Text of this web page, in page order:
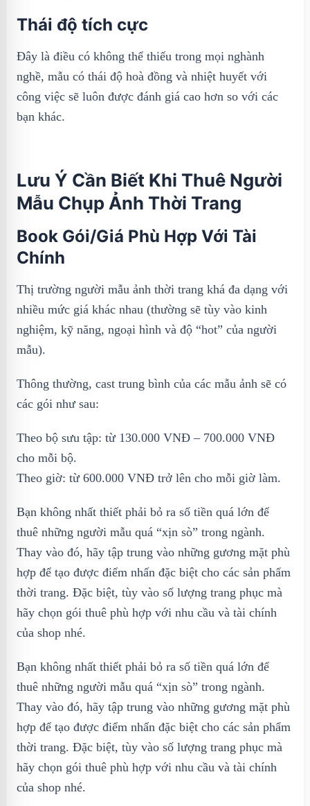
Thái độ tích cực
Đây là điều có không thể thiếu trong mọi nghành
nghề, mẫu có thái độ hoà đồng và nhiệt huyết với
công việc sẽ luôn được đánh giá cao hơn so với các
bạn khác.
Lưu Ý Cần Biết Khi Thuê Người
Mẫu Chụp Ảnh Thời Trang
Book Gói/Giá Phù Hợp Với Tài
Chính
Thị trường người mẫu ảnh thời trang khá đa dạng với
nhiều mức giá khác nhau (thường sẽ tùy vào kinh
nghiệm, kỹ năng, ngoại hình và độ “hot” của người
mẫu).
Thông thường, cast trung bình của các mẫu ảnh sẽ có
các gói như sau:
Theo bộ sưu tập: từ 130.000 VNĐ – 700.000 VNĐ
cho mỗi bộ.
Theo giờ: từ 600.000 VNĐ trở lên cho mỗi giờ làm.
Bạn không nhất thiết phải bỏ ra số tiền quá lớn để
thuê những người mẫu quá “xịn sò” trong ngành.
Thay vào đó, hãy tập trung vào những gương mặt phù
hợp để tạo được điểm nhấn đặc biệt cho các sản phẩm
thời trang. Đặc biệt, tùy vào số lượng trang phục mà
hãy chọn gói thuê phù hợp với nhu cầu và tài chính
của shop nhé.
Bạn không nhất thiết phải bỏ ra số tiền quá lớn để
thuê những người mẫu quá “xịn sò” trong ngành.
Thay vào đó, hãy tập trung vào những gương mặt phù
hợp để tạo được điểm nhấn đặc biệt cho các sản phẩm
thời trang. Đặc biệt, tùy vào số lượng trang phục mà
hãy chọn gói thuê phù hợp với nhu cầu và tài chính
của shop nhé.